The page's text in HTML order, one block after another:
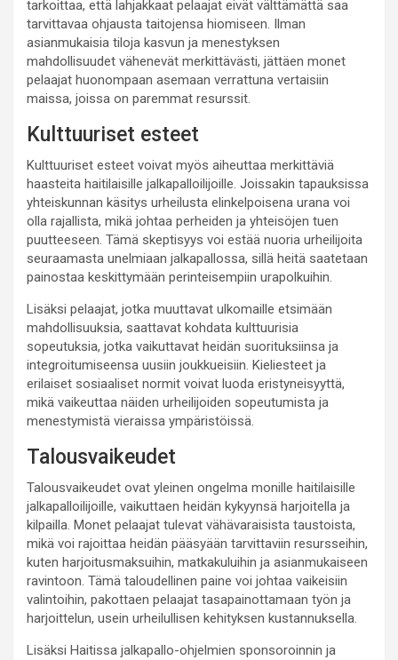
tarkoittaa, että lahjakkaat pelaajat eivät välttämättä saa
tarvittavaa ohjausta taitojensa hiomiseen. Ilman
asianmukaisia tiloja kasvun ja menestyksen
mahdollisuudet vähenevät merkittävästi, jättäen monet
pelaajat huonompaan asemaan verrattuna vertaisiin
maissa, joissa on paremmat resurssit.
Kulttuuriset esteet
Kulttuuriset esteet voivat myös aiheuttaa merkittäviä
haasteita haitilaisille jalkapalloilijoille. Joissakin tapauksissa
yhteiskunnan käsitys urheilusta elinkelpoisena urana voi
olla rajallista, mikä johtaa perheiden ja yhteisöjen tuen
puutteeseen. Tämä skeptisyys voi estää nuoria urheilijoita
seuraamasta unelmiaan jalkapallossa, sillä heitä saatetaan
painostaa keskittymään perinteisempiin urapolkuihin.
Lisäksi pelaajat, jotka muuttavat ulkomaille etsimään
mahdollisuuksia, saattavat kohdata kulttuurisia
sopeutuksia, jotka vaikuttavat heidän suorituksiinsa ja
integroitumiseensa uusiin joukkueisiin. Kieliesteet ja
erilaiset sosiaaliset normit voivat luoda eristyneisyyttä,
mikä vaikeuttaa näiden urheilijoiden sopeutumista ja
menestymistä vieraissa ympäristöissä.
Talousvaikeudet
Talousvaikeudet ovat yleinen ongelma monille haitilaisille
jalkapalloilijoille, vaikuttaen heidän kykyynsä harjoitella ja
kilpailla. Monet pelaajat tulevat vähävaraisista taustoista,
mikä voi rajoittaa heidän pääsyään tarvittaviin resursseihin,
kuten harjoitusmaksuihin, matkakuluihin ja asianmukaiseen
ravintoon. Tämä taloudellinen paine voi johtaa vaikeisiin
valintoihin, pakottaen pelaajat tasapainottamaan työn ja
harjoittelun, usein urheilullisen kehityksen kustannuksella.
Lisäksi Haitissa jalkapallo-ohjelmien sponsoroinnin ja